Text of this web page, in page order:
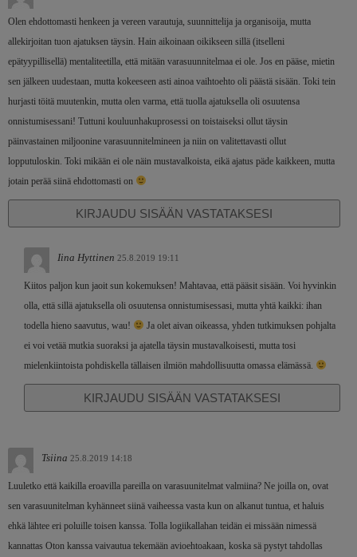
Olen ehdottomasti henkeen ja vereen varautuja, suunnittelija ja organisoija, mutta
allekirjoitan tuon ajatuksen täysin. Hain aikoinaan oikikseen sillä (itselleni
epätyypillisellä) mentaliteetilla, että mitään varasuunnitelmaa ei ole. Jos en pääse, mietin
sen jälkeen uudestaan, mutta kokeeseen asti ainoa vaihtoehto oli päästä sisään. Toki tein
hurjasti töitä muutenkin, mutta olen varma, että tuolla ajatuksella oli osuutensa
onnistumisessani! Tuttuni kouluunhakuprosessi on toistaiseksi ollut täysin
päinvastainen miljoonine varasuunnitelmineen ja niin on valitettavasti ollut
lopputuloskin. Toki mikään ei ole näin mustavalkoista, eikä ajatus päde kaikkeen, mutta
jotain perää siinä ehdottomasti on
KIRJAUDU SISÄÄN VASTATAKSESI
Iina Hyttinen 25.8.2019 19:11
Kiitos paljon kun jaoit sun kokemuksen! Mahtavaa, että pääsit sisään. Voi hyvinkin
olla, että sillä ajatuksella oli osuutensa onnistumisessasi, mutta yhtä kaikki: ihan
todella hieno saavutus, wau!
Ja olet aivan oikeassa, yhden tutkimuksen pohjalta
ei voi vetää mutkia suoraksi ja ajatella täysin mustavalkoisesti, mutta tosi
mielenkiintoista pohdiskella tällaisen ilmiön mahdollisuutta omassa elämässä.
KIRJAUDU SISÄÄN VASTATAKSESI
Tsiina 25.8.2019 14:18
Luuletko että kaikilla eroavilla pareilla on varasuunitelmat valmiina? Ne joilla on, ovat
sen varasuunitelman kyhänneet siinä vaiheessa vasta kun on alkanut tuntua, et haluis
ehkä lähtee eri poluille toisen kanssa. Tolla logiikallahan teidän ei missään nimessä
kannattas Oton kanssa vaivautua tekemään avioehtoakaan, koska sä pystyt tahdollas